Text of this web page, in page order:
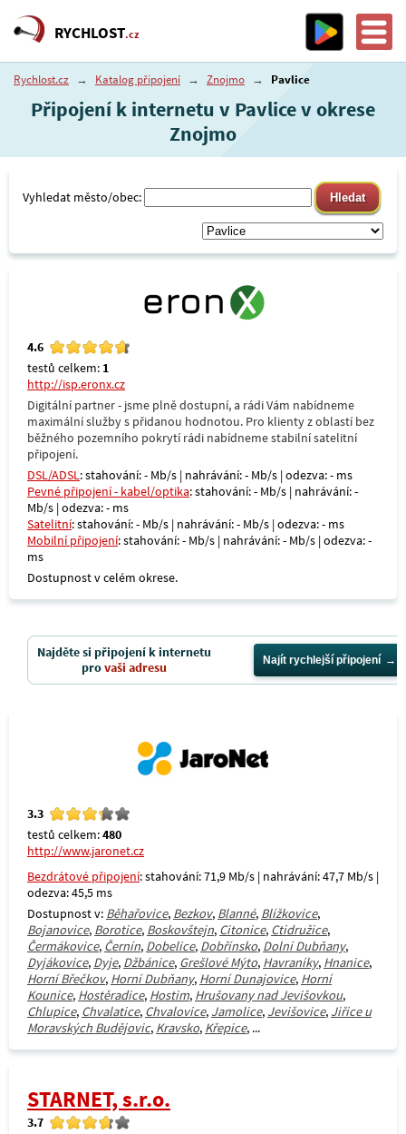
RYCHLOST.cz
Rychlost.cz → Katalog připojení → Znojmo → Pavlice
Připojení k internetu v Pavlice v okrese
Znojmo
Vyhledat město/obec:
4.6
testů celkem: 1
http://isp.eronx.cz
Digitální partner - jsme plně dostupní, a rádi Vám nabídneme
maximální služby s přidanou hodnotou. Pro klienty z oblastí bez
běžného pozemního pokrytí rádi nabídneme stabilní satelitní
připojení.
DSL/ADSL: stahování: - Mb/s | nahrávání: - Mb/s | odezva: - ms
Pevné připojení - kabel/optika: stahování: - Mb/s | nahrávání: -
Mb/s | odezva: - ms
Satelitní: stahování: - Mb/s | nahrávání: - Mb/s | odezva: - ms
Mobilní připojení: stahování: - Mb/s | nahrávání: - Mb/s | odezva: -
ms
Dostupnost v celém okrese.
Najděte si připojení k internetu
provaši adresu Najít rychlejší připojení
3.3
testů celkem:480
http://www.jaronet.cz
Bezdrátové připojení: stahování: 71,9 Mb/s | nahrávání: 47,7 Mb/s |
odezva: 45,5 ms
Dostupnost v: Běhařovice, Bezkov, Blanné, Blížkovice,
Bojanovice, Borotice, Boskovštejn, Citonice, Ctidružice,
Čermákovice, Černín, Dobelice, Dobřínsko, Dolní Dubňany,
Dyjákovice, Dyje, Džbánice, Grešlové Mýto, Havraníky, Hnanice,
Horní Břečkov, Horní Dubňany, Horní Dunajovice, Horní
Kounice, Hostěradice, Hostim, Hrušovany nad Jevišovkou,
Chlupice, Chvalatice, Chvalovice, Jamolice, Jevišovice, Jiřice u
Moravských Budějovic, Kravsko, Křepice, ...
STARNET, s.r.o.
3.7